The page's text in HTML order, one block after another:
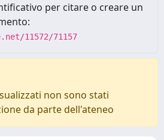
per citare o creare un
11572/71157
non sono stati
da parte dell'ateneo